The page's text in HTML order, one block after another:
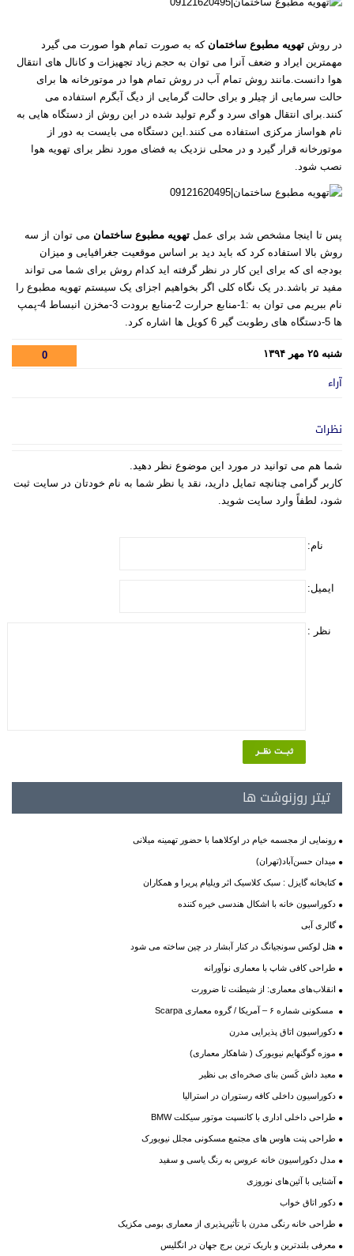
در روش تهویه مطبوع ساختمان که به صورت تمام هوا صورت می گیرد
مهمترین ایراد و ضعف آنرا می توان به حجم زیاد تجهیزات و کانال های انتقال
هوا دانست.مانند روش تمام آب در روش تمام هوا در موتورخانه ها برای
حالت سرمایی از چیلر و برای حالت گرمایی از دیگ آبگرم استفاده می
کنند.برای انتقال هوای سرد و گرم تولید شده در این روش از دستگاه هایی به
نام هواساز مرکزی استفاده می کنند.این دستگاه می بایست به دور از
موتورخانه قرار گیرد و در محلی نزدیک به فضای مورد نظر برای تهویه هوا
نصب شود.
پس تا اینجا مشخص شد برای عمل تهویه مطبوع ساختمان می توان از سه
روش بالا استفاده کرد که باید دید بر اساس موقعیت جغرافیایی و میزان
بودجه ای که برای این کار در نظر گرفته اید کدام روش برای شما می تواند
مفید تر باشد.در یک نگاه کلی اگر بخواهیم اجزای یک سیستم تهویه مطبوع را
نام ببریم می توان به :1-منابع حرارت 2-منابع برودت 3-مخزن انبساط 4-پمپ
ها 5-دستگاه های رطوبت گیر 6 کویل ها اشاره کرد.
شنبه ۲۵ مهر ۱۳۹۴ 0
آراء
نظرات
شما هم می توانید در مورد این موضوع نظر دهید.
کاربر گرامی چنانچه تمایل دارید، نقد یا نظر شما به نام خودتان در سایت ثبت
شود، لطفاً وارد سایت شوید.
نام:
ایمیل:
نظر :
تیتر روزنوشت ها
رونمایی از مجسمه خیام در اوکلاهما با حضور تهمینه میلانی
میدان حسن‌آباد(تهران)
کتابخانه گایزل : سبک کلاسیک اثر ویلیام پریرا و همکاران
دکوراسیون خانه با اشکال هندسی خیره کننده
گالری آبی
هتل لوکس سونجیانگ در کنار آبشار در چین ساخته می شود
طراحی کافی شاپ با معماری نوآورانه
انقلاب‌های معماری: از شیطنت تا ضرورت
مسکونی شماره ۶ – آمریکا / گروه معماری Scarpa
دکوراسیون اتاق پذیرایی مدرن
موزه‌ گوگنهایم نیویورک ( شاهکار معماری)
معبد داش کَسن بنای صخره‌ای بی نظیر
دکوراسیون داخلی کافه رستوران در استرالیا
طراحی داخلی اداری با کانسپت موتور سیکلت BMW
طراحی پنت هاوس های مجتمع مسکونی مجلل نیویورک
مدل دکوراسیون خانه عروس به رنگ یاسی و سفید
آشنایی با آئین‌های نوروزی
دکور اتاق خواب
طراحی خانه رنگی مدرن با تأثیرپذیری از معماری بومی مکزیک
معرفی بلندترین و باریک ترین برج جهان در انگلیس